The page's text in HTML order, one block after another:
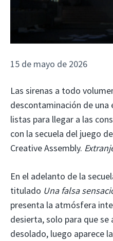
15 de mayo de 2026
Las sirenas a todo
descontaminación de una
listas para llegar a las
con la secuela del juego
Creative Assembly.
En el adelanto de la
titulado Una falsa
presenta la atmósfera
desierta, solo para que se
desolado, luego aparece